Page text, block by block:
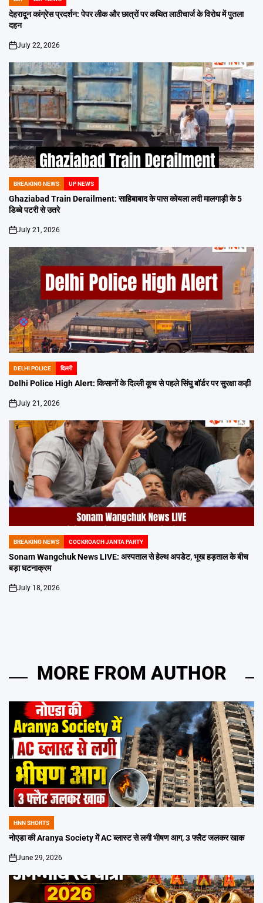
POSTED
IN
देहरादून कांग्रेस प्रदर्शन: पेपर लीक और छात्रों पर कथित लाठीचार्ज के विरोध में पुतला
दहन
on
July 22, 2026
POSTED
IN
BREAKING NEWS UP NEWS
Ghaziabad Train Derailment: साहिबाबाद के पास कोयला लदी मालगाड़ी के 5
डिब्बे पटरी से उतरे
on
July 21, 2026
POSTED
IN
DELHI POLICE दिल्ली
Delhi Police High Alert: किसानों के दिल्ली कूच से पहले सिंघु बॉर्डर पर सुरक्षा कड़ी
on
July 21, 2026
POSTED
IN
BREAKING NEWS COCKROACH JANTA PARTY
Sonam Wangchuk News LIVE: अस्पताल से हेल्थ अपडेट, भूख हड़ताल के बीच
बड़ा घटनाक्रम
on
July 18, 2026
MORE FROM AUTHOR
POSTED
IN
HNN SHORTS
नोएडा की Aranya Society में AC ब्लास्ट से लगी भीषण आग, 3 फ्लैट जलकर खाक
on
June 29, 2026